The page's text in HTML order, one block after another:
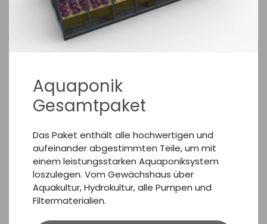
Aquaponik
Gesamtpaket
Das Paket enthält alle hochwertigen und
aufeinander abgestimmten Teile, um mit
einem leistungsstarken Aquaponiksystem
loszulegen. Vom Gewächshaus über
Aquakultur, Hydrokultur, alle Pumpen und
Filtermaterialien.